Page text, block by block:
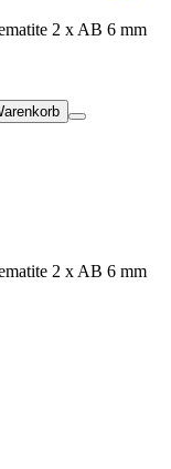
2 x AB 6 mm
2 x AB 6 mm